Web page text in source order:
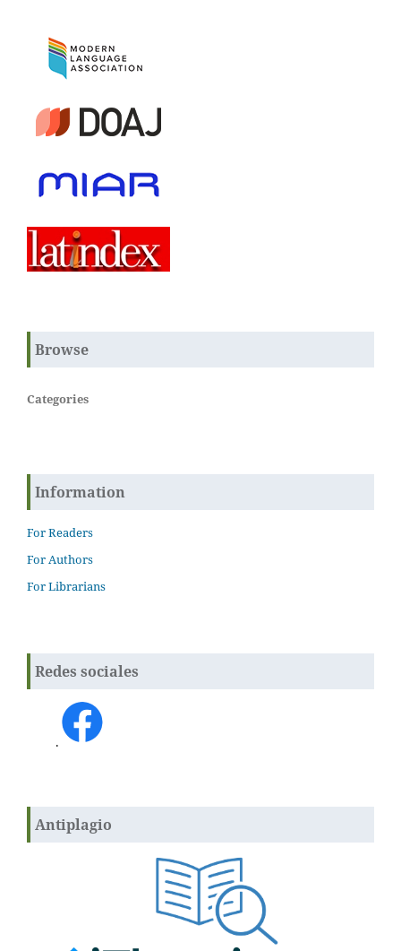
Browse
Categories
Information
For Readers
For Authors
For Librarians
Redes sociales
.
Antiplagio